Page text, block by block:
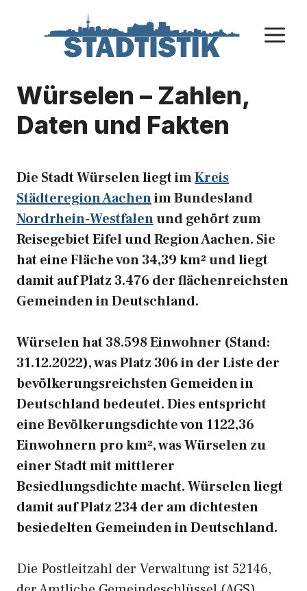
Würselen – Zahlen,
Daten und Fakten
Die Stadt Würselen liegt imKreis
Städteregion Aachenim Bundesland
Nordrhein-Westfalenund gehört zum
Reisegebiet Eifel und Region Aachen. Sie
hat eine Fläche von 34,39 km² und liegt
damit auf Platz 3.476 der flächenreichsten
Gemeinden in Deutschland.
Würselen hat 38.598 Einwohner (Stand:
31.12.2022), was Platz 306 in der Liste der
bevölkerungsreichsten Gemeiden in
Deutschland bedeutet. Dies entspricht
eine Bevölkerungsdichte von 1122,36
Einwohnern pro km², was Würselen zu
einer Stadt mit mittlerer
Besiedlungsdichte macht. Würselen liegt
damit auf Platz 234 der am dichtesten
besiedelten Gemeinden in Deutschland.
Die Postleitzahl der Verwaltung ist 52146,